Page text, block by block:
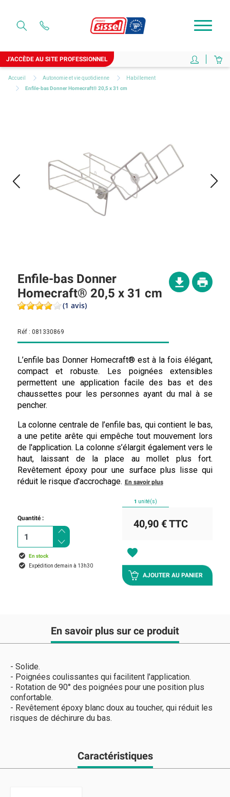
J'ACCÈDE AU SITE PROFESSIONNEL
Accueil Autonomie et vie quotidienne
Habillement
Enfile-bas Donner Homecraft® 20,5 x 31 cm
Enfile-bas Donner
Homecraft® 20,5 x 31 cm
(1 avis)
Réf : 081330869
L’enfile bas Donner Homecraft® est à la fois élégant,
compact et robuste. Les poignées extensibles
permettent une application facile des bas et des
chaussettes pour les personnes ayant du mal à se
pencher.
La colonne centrale de l’enfile bas, qui contient le bas,
a une petite arête qui empêche tout mouvement lors
de l'application. La colonne s’élargit également vers le
haut, laissant de la place au mollet plus fort.
Revêtement époxy pour une surface plus lisse qui
réduit le risque d'accrochage. En savoir plus
Quantité :
En stock
Expédition demain à 13h30
1 unité(s)
40,90 €TTC
favorite
AJOUTER AU PANIER
En savoir plus sur ce produit
- Solide.
- Poignées coulissantes qui facilitent l'application.
- Rotation de 90° des poignées pour une position plus
confortable.
- Revêtement époxy blanc doux au toucher, qui réduit les
risques de déchirure du bas.
Caractéristiques